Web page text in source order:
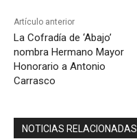
Artículo anterior
La Cofradía de ‘Abajo’
nombra Hermano Mayor
Honorario a Antonio
Carrasco
NOTICIAS RELACIONADAS